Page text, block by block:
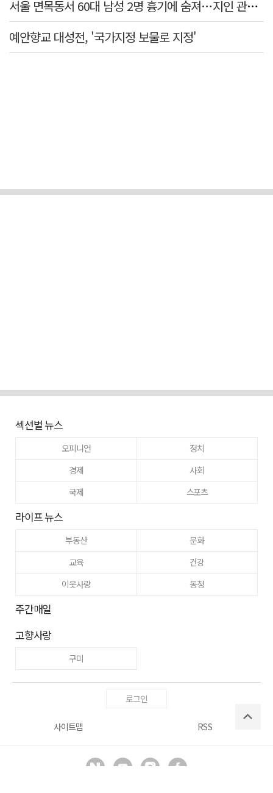
서울 면목동서 60대 남성 2명 흉기에 숨져…지인 관계로 추정
예안향교 대성전, '국가지정 보물로 지정'
섹션별 뉴스
오피니언
정치
경제
사회
국제
스포츠
라이프 뉴스
부동산
문화
교육
건강
이웃사랑
동정
주간매일
고향사랑
구미
로그인
사이트맵 RSS